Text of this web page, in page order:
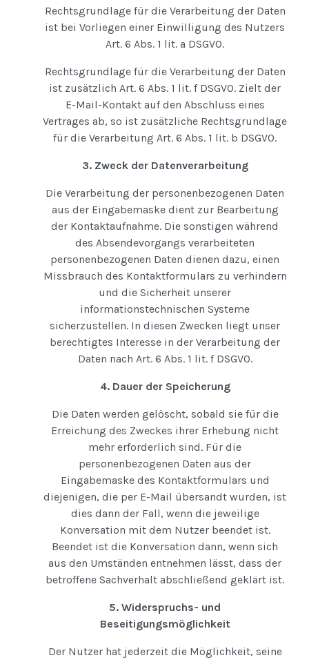
Rechtsgrundlage für die Verarbeitung der Daten
ist bei Vorliegen einer Einwilligung des Nutzers
Art. 6 Abs. 1 lit. a DSGVO.
Rechtsgrundlage für die Verarbeitung der Daten
ist zusätzlich Art. 6 Abs. 1 lit. f DSGVO. Zielt der
E-Mail-Kontakt auf den Abschluss eines
Vertrages ab, so ist zusätzliche Rechtsgrundlage
für die Verarbeitung Art. 6 Abs. 1 lit. b DSGVO.
3. Zweck der Datenverarbeitung
Die Verarbeitung der personenbezogenen Daten
aus der Eingabemaske dient zur Bearbeitung
der Kontaktaufnahme. Die sonstigen während
des Absendevorgangs verarbeiteten
personenbezogenen Daten dienen dazu, einen
Missbrauch des Kontaktformulars zu verhindern
und die Sicherheit unserer
informationstechnischen Systeme
sicherzustellen. In diesen Zwecken liegt unser
berechtigtes Interesse in der Verarbeitung der
Daten nach Art. 6 Abs. 1 lit. f DSGVO.
4. Dauer der Speicherung
Die Daten werden gelöscht, sobald sie für die
Erreichung des Zweckes ihrer Erhebung nicht
mehr erforderlich sind. Für die
personenbezogenen Daten aus der
Eingabemaske des Kontaktformulars und
diejenigen, die per E-Mail übersandt wurden, ist
dies dann der Fall, wenn die jeweilige
Konversation mit dem Nutzer beendet ist.
Beendet ist die Konversation dann, wenn sich
aus den Umständen entnehmen lässt, dass der
betroffene Sachverhalt abschließend geklärt ist.
5. Widerspruchs- und
Beseitigungsmöglichkeit
Der Nutzer hat jederzeit die Möglichkeit, seine